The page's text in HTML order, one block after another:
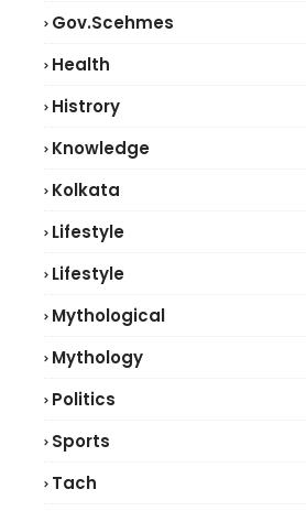
Gov.scehmes
Health
Histrory
Knowledge
Kolkata
Lifestyle
Lifestyle
Mythological
Mythology
Politics
Sports
Tach